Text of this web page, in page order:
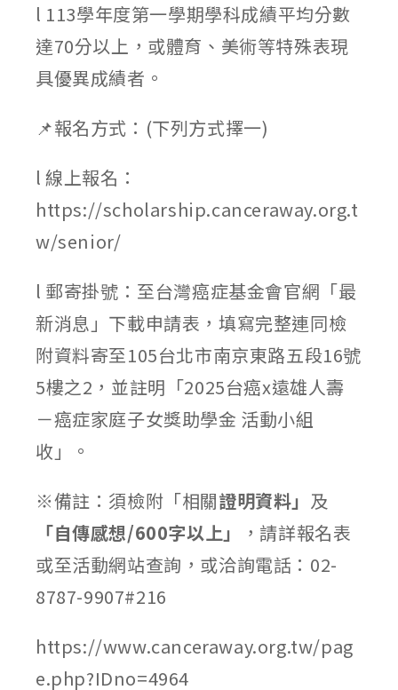
l 113學年度第一學期學科成績平均分數
達70分以上，或體育、美術等特殊表現
具優異成績者。
📌報名方式：(下列方式擇一)
l 線上報名：
https://scholarship.canceraway.org.t
w/senior/
l 郵寄掛號：至台灣癌症基金會官網「最
新消息」下載申請表，填寫完整連同檢
附資料寄至105台北市南京東路五段16號
5樓之2，並註明「2025台癌x遠雄人壽
－癌症家庭子女獎助學金 活動小組
收」。
※備註：須檢附「相關證明資料」 及
「自傳感想/600字以上」
，請詳報名表
或至活動網站查詢，或洽詢電話：02-
8787-9907#216
https://www.canceraway.org.tw/pag
e.php?IDno=4964